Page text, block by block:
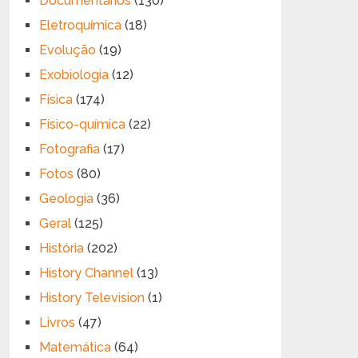
Eletroquímica (18)
Evolução (19)
Exobiologia (12)
Física (174)
Físico-química (22)
Fotografia (17)
Fotos (80)
Geologia (36)
Geral (125)
História (202)
History Channel (13)
History Television (1)
Livros (47)
Matemática (64)